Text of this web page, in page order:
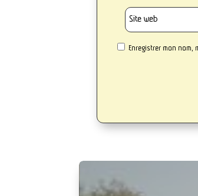
Enregistrer mon nom,